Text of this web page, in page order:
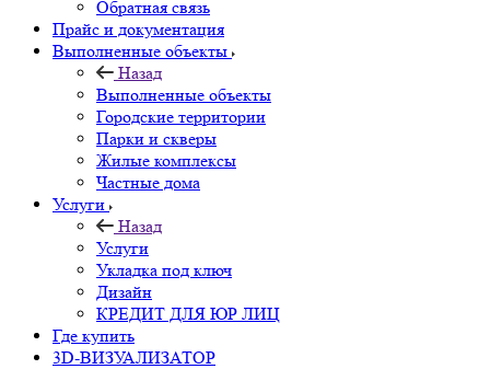
Обратная связь
Прайс и документация
Выполненные объекты
Назад
Выполненные объекты
Городские территории
Парки и скверы
Жилые комплексы
Частные дома
Услуги
Назад
Услуги
Укладка под ключ
Дизайн
КРЕДИТ ДЛЯ ЮР ЛИЦ
Где купить
3D-ВИЗУАЛИЗАТОР